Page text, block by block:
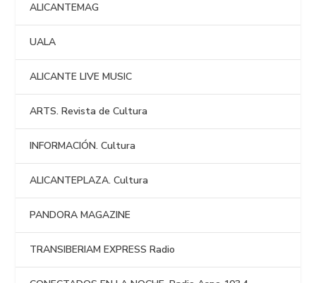
ALICANTEMAG
UALA
ALICANTE LIVE MUSIC
ARTS. Revista de Cultura
INFORMACIÓN. Cultura
ALICANTEPLAZA. Cultura
PANDORA MAGAZINE
TRANSIBERIAM EXPRESS Radio